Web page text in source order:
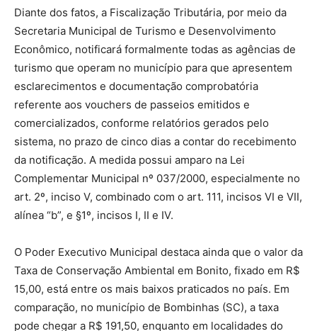
Diante dos fatos, a Fiscalização Tributária, por meio da
Secretaria Municipal de Turismo e Desenvolvimento
Econômico, notificará formalmente todas as agências de
turismo que operam no município para que apresentem
esclarecimentos e documentação comprobatória
referente aos vouchers de passeios emitidos e
comercializados, conforme relatórios gerados pelo
sistema, no prazo de cinco dias a contar do recebimento
da notificação. A medida possui amparo na Lei
Complementar Municipal nº 037/2000, especialmente no
art. 2º, inciso V, combinado com o art. 111, incisos VI e VII,
alínea “b”, e §1º, incisos I, II e IV.
O Poder Executivo Municipal destaca ainda que o valor da
Taxa de Conservação Ambiental em Bonito, fixado em R$
15,00, está entre os mais baixos praticados no país. Em
comparação, no município de Bombinhas (SC), a taxa
pode chegar a R$ 191,50, enquanto em localidades do